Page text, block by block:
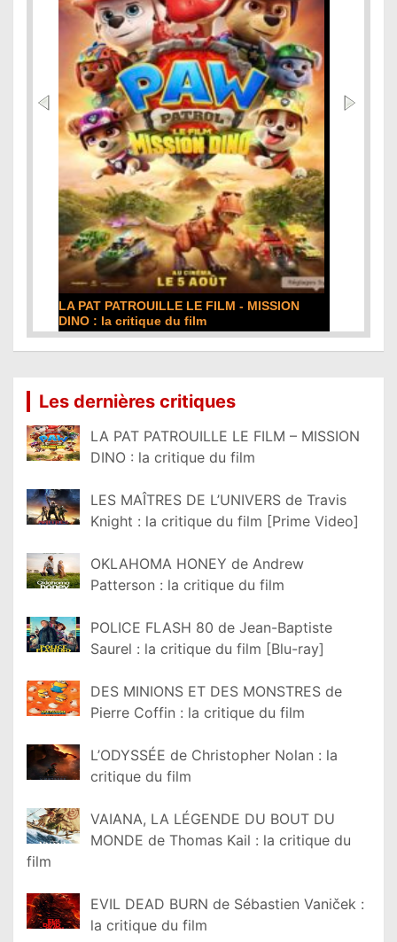
LA PAT PATROUILLE LE FILM - MISSION
DINO : la critique du film
Les dernières critiques
LA PAT PATROUILLE LE FILM – MISSION
DINO : la critique du film
LES MAÎTRES DE L’UNIVERS de Travis
Knight : la critique du film [Prime Video]
OKLAHOMA HONEY de Andrew
Patterson : la critique du film
POLICE FLASH 80 de Jean-Baptiste
Saurel : la critique du film [Blu-ray]
DES MINIONS ET DES MONSTRES de
Pierre Coffin : la critique du film
L’ODYSSÉE de Christopher Nolan : la
critique du film
VAIANA, LA LÉGENDE DU BOUT DU
MONDE de Thomas Kail : la critique du
film
EVIL DEAD BURN de Sébastien Vaniček :
la critique du film